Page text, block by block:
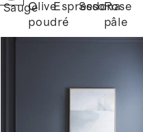
SaugeOlive
poudré
Espresso
Sedona
Rose
pâle